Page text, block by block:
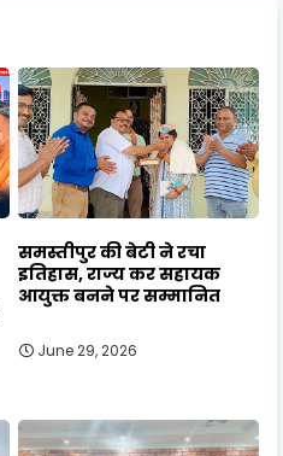
समस्तीपुर की बेटी ने रचा
इतिहास, राज्य कर सहायक
आयुक्त बनने पर सम्मानित
June 29, 2026